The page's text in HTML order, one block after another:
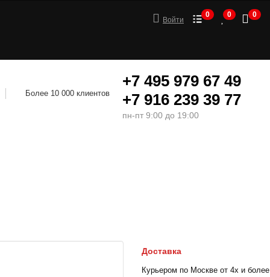
Войти
0 0 0
Более 10 000 клиентов
+7 495 979 67 49
+7 916 239 39 77
пн-пт 9:00 до 19:00
Доставка
Курьером по Москве от 4х и более